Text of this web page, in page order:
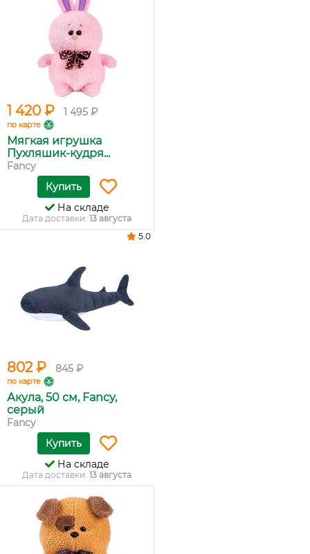
1 420 ₽ 1 495 ₽
по карте
Мягкая игрушка
Пухляшик-кудря...
Fancy
Купить
На складе
Дата доставки: 13 августа
802 ₽ 845 ₽
по карте
Акула, 50 см, Fancy,
серый
Fancy
5.0
Купить
На складе
Дата доставки: 13 августа